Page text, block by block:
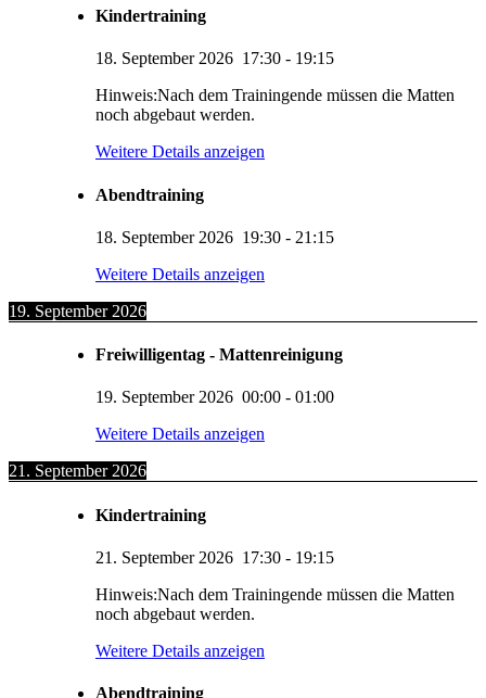
Kindertraining
18. September 2026 17:30 - 19:15
Hinweis:Nach dem Trainingende müssen die Matten
noch abgebaut werden.
Weitere Details anzeigen
Abendtraining
18. September 2026 19:30 - 21:15
Weitere Details anzeigen
19. September 2026
Freiwilligentag - Mattenreinigung
19. September 2026 00:00 - 01:00
Weitere Details anzeigen
21. September 2026
Kindertraining
21. September 2026 17:30 - 19:15
Hinweis:Nach dem Trainingende müssen die Matten
noch abgebaut werden.
Weitere Details anzeigen
Abendtraining